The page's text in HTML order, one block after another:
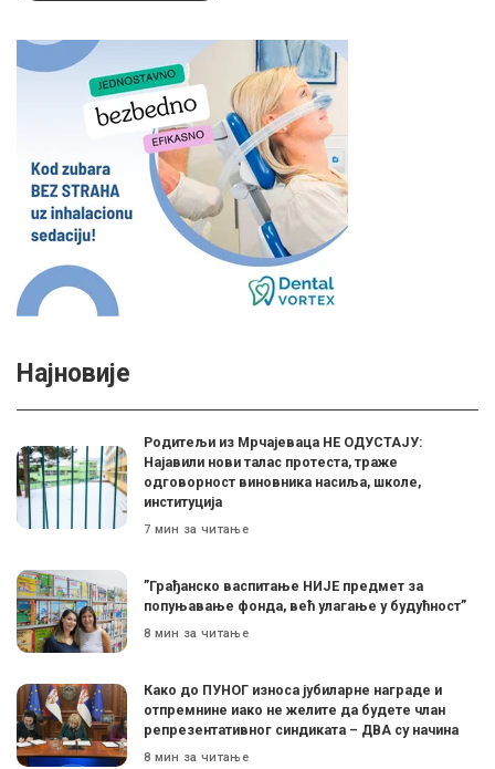
Најновије
Родитељи из Мрчајеваца НЕ ОДУСТАЈУ:
Најавили нови талас протеста, траже
одговорност виновника насиља, школе,
институција
7 мин за читање
”Грађанско васпитање НИЈЕ предмет за
попуњавање фонда, већ улагање у будућност”
8 мин за читање
Како до ПУНОГ износа јубиларне награде и
отпремнине иако не желите да будете члан
репрезентативног синдиката – ДВА су начина
8 мин за читање